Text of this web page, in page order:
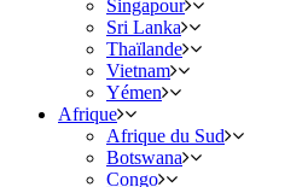
Singapour
Sri Lanka
Thaïlande
Vietnam
Yémen
Afrique
Afrique du Sud
Botswana
Congo